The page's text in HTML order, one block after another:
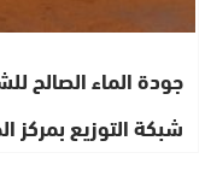
جودة الماء الصالح
شبكة التوزيع بمركز